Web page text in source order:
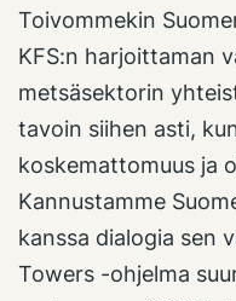
Toivommekin
KFS:n harjoittaman
metsäsektorin
tavoin siihen asti,
koskemattomuus ja
Kannustamme
kanssa dialogia sen
Towers -ohjelma